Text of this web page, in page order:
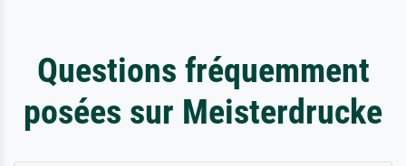
Questions fréquemment
posées sur Meisterdrucke